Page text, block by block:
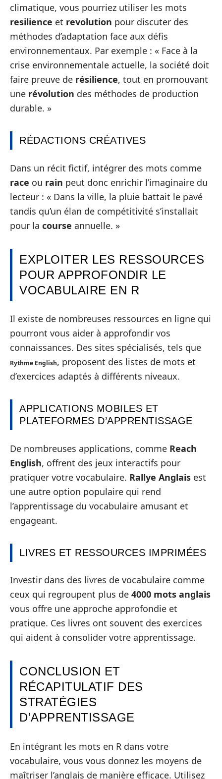
climatique, vous pourriez utiliser les mots
resilience et revolution pour discuter des
méthodes d’adaptation face aux défis
environnementaux. Par exemple : « Face à la
crise environnementale actuelle, la société doit
faire preuve de résilience, tout en promouvant
une révolution des méthodes de production
durable. »
RÉDACTIONS CRÉATIVES
Dans un récit fictif, intégrer des mots comme
race ou rain peut donc enrichir l’imaginaire du
lecteur : « Dans la ville, la pluie battait le pavé
tandis qu’un élan de compétitivité s’installait
pour la course annuelle. »
EXPLOITER LES RESSOURCES
POUR APPROFONDIR LE
VOCABULAIRE EN R
Il existe de nombreuses ressources en ligne qui
pourront vous aider à approfondir vos
connaissances. Des sites spécialisés, tels que
Rythme English, proposent des listes de mots et
d’exercices adaptés à différents niveaux.
APPLICATIONS MOBILES ET
PLATEFORMES D’APPRENTISSAGE
De nombreuses applications, comme Reach
English, offrent des jeux interactifs pour
pratiquer votre vocabulaire. Rallye Anglais est
une autre option populaire qui rend
l’apprentissage du vocabulaire amusant et
engageant.
LIVRES ET RESSOURCES IMPRIMÉES
Investir dans des livres de vocabulaire comme
ceux qui regroupent plus de 4000 mots anglais
vous offre une approche approfondie et
pratique. Ces livres ont souvent des exercices
qui aident à consolider votre apprentissage.
CONCLUSION ET
RÉCAPITULATIF DES
STRATÉGIES
D’APPRENTISSAGE
En intégrant les mots en R dans votre
vocabulaire, vous vous donnez les moyens de
maîtriser l’anglais de manière efficace. Utilisez